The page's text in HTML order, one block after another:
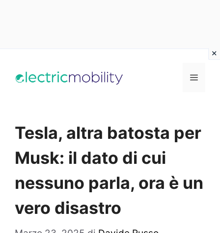
Menu
Tesla, altra batosta per
Musk: il dato di cui
nessuno parla, ora è un
vero disastro